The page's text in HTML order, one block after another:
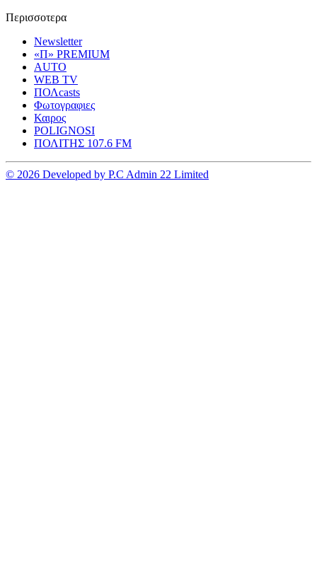
Περισσοτερα
Newsletter
«Π» PREMIUM
AUTO
WEB TV
ΠΟΛcasts
Φωτογραφιες
Καιρος
POLIGNOSI
ΠΟΛΙΤΗΣ 107.6 FM
© 2026 Developed by P.C Admin 22 Limited